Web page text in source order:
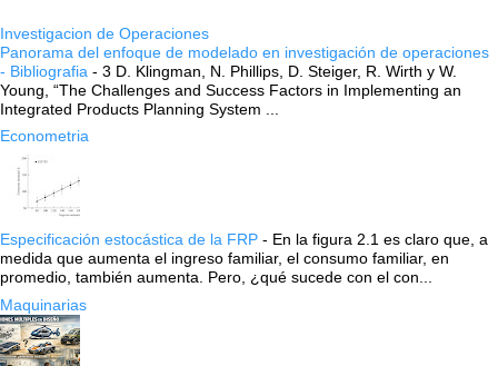
Investigacion de Operaciones
Panorama del enfoque de modelado en investigación de operaciones
- Bibliografia - 3 D. Klingman, N. Phillips, D. Steiger, R. Wirth y W.
Young, “The Challenges and Success Factors in Implementing an
Integrated Products Planning System ...
Econometria
Especificación estocástica de la FRP - En la figura 2.1 es claro que, a
medida que aumenta el ingreso familiar, el consumo familiar, en
promedio, también aumenta. Pero, ¿qué sucede con el con...
Maquinarias